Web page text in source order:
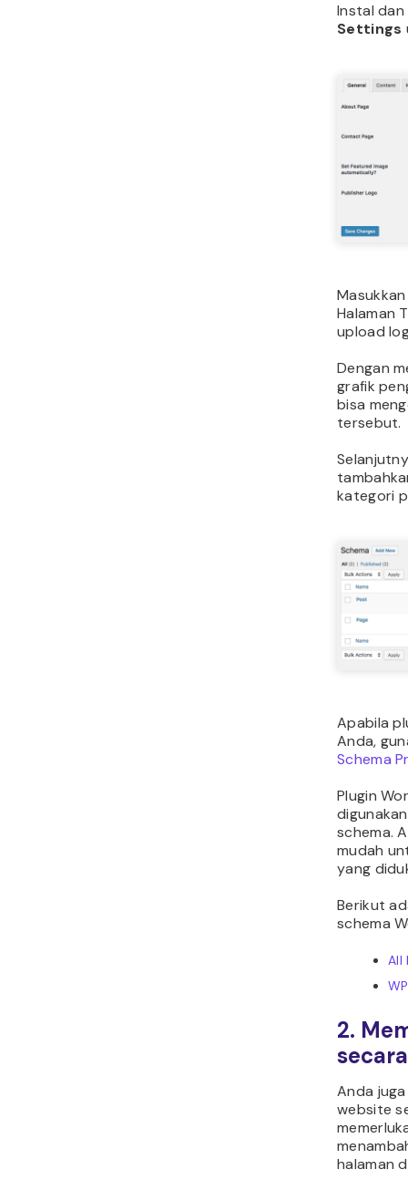
Instal
Settings
Halaman
upload
Dengan
grafik
bisa
tersebut.
kategori
Apabila
Anda,
Schema
Plugin
schema.
mudah
yang
Berikut
schema
All
2.
Anda
website
halaman